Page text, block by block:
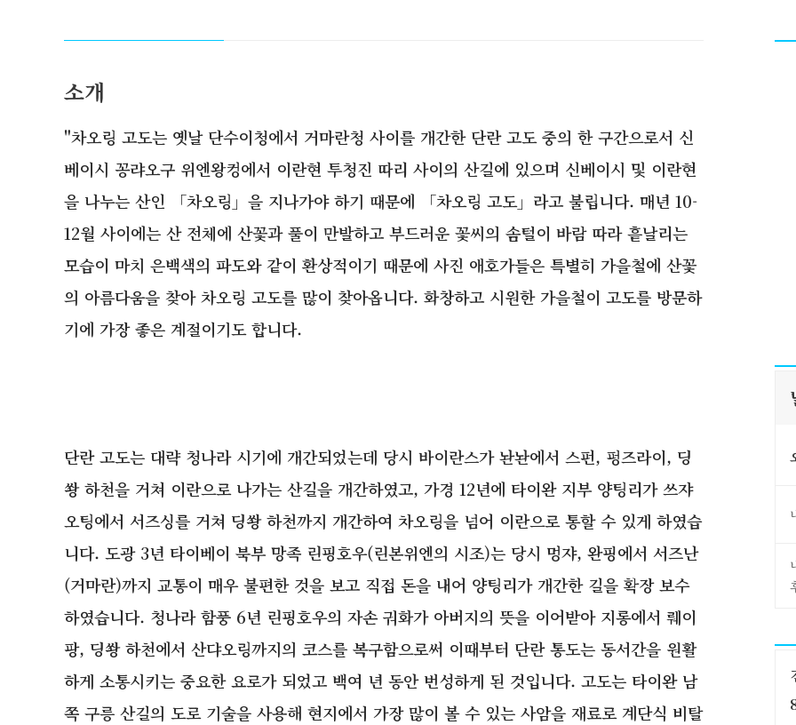
소개
"차오링 고도는 옛날 단수이청에서 거마란청 사이를 개간한 단란 고도 중의 한 구간으로서 신
베이시 꽁랴오구 위엔왕컹에서 이란현 투청진 따리 사이의 산길에 있으며 신베이시 및 이란현
을 나누는 산인 「차오링」을 지나가야 하기 때문에 「차오링 고도」라고 불립니다. 매년 10-
12월 사이에는 산 전체에 산꽃과 풀이 만발하고 부드러운 꽃씨의 솜털이 바람 따라 흩날리는
모습이 마치 은백색의 파도와 같이 환상적이기 때문에 사진 애호가들은 특별히 가을철에 산꽃
의 아름다움을 찾아 차오링 고도를 많이 찾아옵니다. 화창하고 시원한 가을철이 고도를 방문하
기에 가장 좋은 계절이기도 합니다.
단란 고도는 대략 청나라 시기에 개간되었는데 당시 바이란스가 놘놘에서 스펀, 펑즈라이, 딩
쐉 하천을 거쳐 이란으로 나가는 산길을 개간하였고, 가경 12년에 타이완 지부 양팅리가 쓰쟈
오팅에서 서즈싱를 거쳐 딩쐉 하천까지 개간하여 차오링을 넘어 이란으로 통할 수 있게 하였습
니다. 도광 3년 타이베이 북부 망족 린핑호우(린본위엔의 시조)는 당시 멍쟈, 완핑에서 서즈난
(거마란)까지 교통이 매우 불편한 것을 보고 직접 돈을 내어 양팅리가 개간한 길을 확장 보수
하였습니다. 청나라 함풍 6년 린핑호우의 자손 궈화가 아버지의 뜻을 이어받아 지롱에서 뤠이
팡, 딩쐉 하천에서 산댜오링까지의 코스를 복구함으로써 이때부터 단란 통도는 동서간을 원활
하게 소통시키는 중요한 요로가 되었고 백여 년 동안 번성하게 된 것입니다. 고도는 타이완 남
쪽 구릉 산길의 도로 기술을 사용해 현지에서 가장 많이 볼 수 있는 사암을 재료로 계단식 비탈